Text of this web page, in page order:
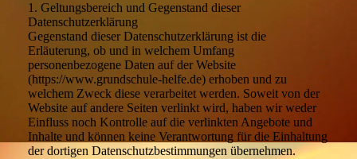
1. Geltungsbereich und Gegenstand dieser
Datenschutzerklärung
Gegenstand dieser Datenschutzerklärung ist die
Erläuterung, ob und in welchem Umfang
personenbezogene Daten auf der Website
(https://www.grundschule-helfe.de) erhoben und zu
welchem Zweck diese verarbeitet werden. Soweit von der
Website auf andere Seiten verlinkt wird, haben wir weder
Einfluss noch Kontrolle auf die verlinkten Angebote und
Inhalte und können keine Verantwortung für die Einhaltung
der dortigen Datenschutzbestimmungen übernehmen.